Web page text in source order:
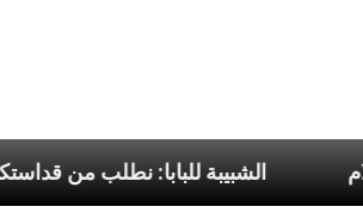
الشبيبة إنجيل السّلام